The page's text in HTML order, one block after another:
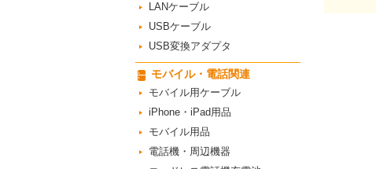
LANケーブル
USBケーブル
USB変換アダプタ
モバイル・電話関連
モバイル用ケーブル
iPhone・iPad用品
モバイル用品
電話機・周辺機器